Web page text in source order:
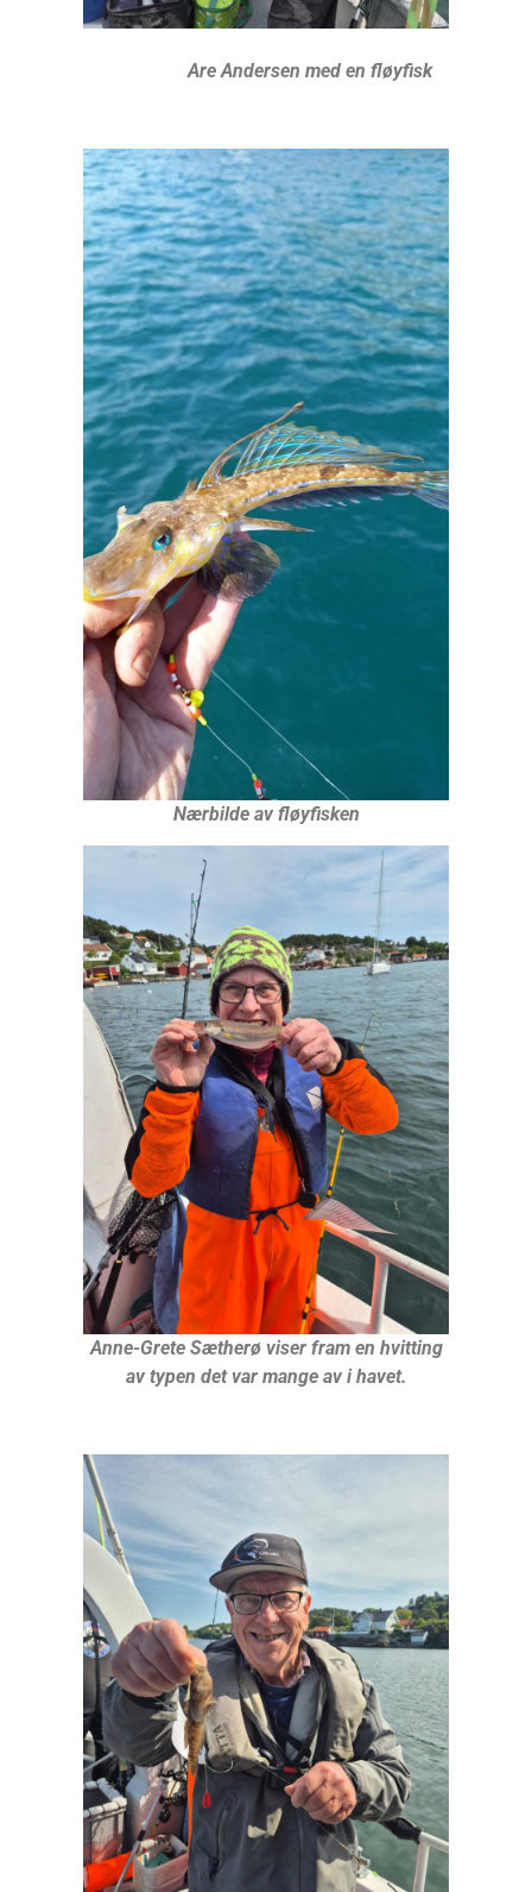
Are Andersen med en fløyfisk
Nærbilde av fløyfisken
Anne-Grete Sætherø viser fram en hvitting
av typen det var mange av i havet.